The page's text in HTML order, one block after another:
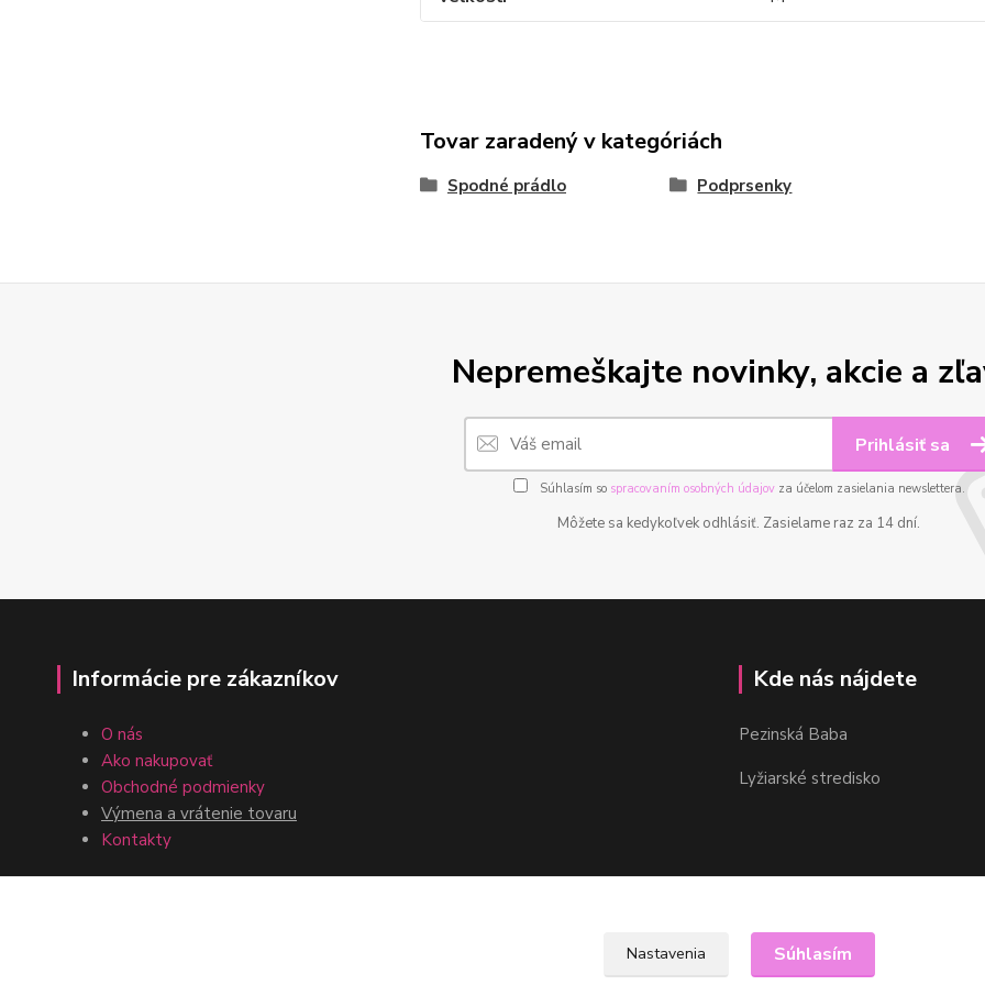
Tovar zaradený v kategóriách
Spodné prádlo Podprsenky
Nepremeškajte novinky, akcie a
Prihlásiť sa
Súhlasím so spracovaním osobných údajovza účelom zasielania newslettera.
Môžete sa kedykoľvek odhlásiť. Zasielame raz za 14 dní.
Informácie pre zákazníkov
O nás
Ako nakupovať
Obchodné podmienky
Výmena a vrátenie tovaru
Kontakty
Kde nás nájdete
Pezinská Baba
Lyžiarské stredisko
Nastavenia Súhlasím